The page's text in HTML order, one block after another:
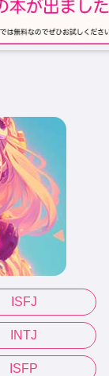
ISFJ
INTJ
ISFP